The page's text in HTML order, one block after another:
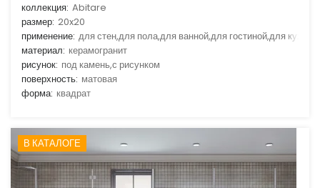
коллекция: Abitare
размер: 20x20
применение: для стен,для пола,для ванной,для гостиной,для кухни
материал: керамогранит
рисунок: под камень,с рисунком
поверхность: матовая
форма: квадрат
В КАТАЛОГЕ